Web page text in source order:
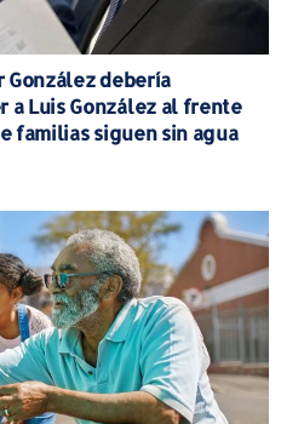
debería
a Luis González al frente
familias siguen sin agua